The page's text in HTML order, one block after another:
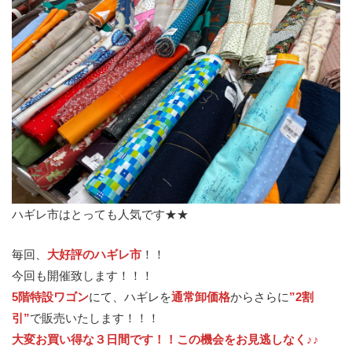
ハギレ市はとっても人気です★★
毎回、 大好評のハギレ市 ！！
今回も開催致します！！！
5階特設ワゴンにて、ハギレを通常卸価格からさらに”2割
引”で販売いたします！！！
大変お買い得な３日間です！！この機会をお見逃しなく♪♪